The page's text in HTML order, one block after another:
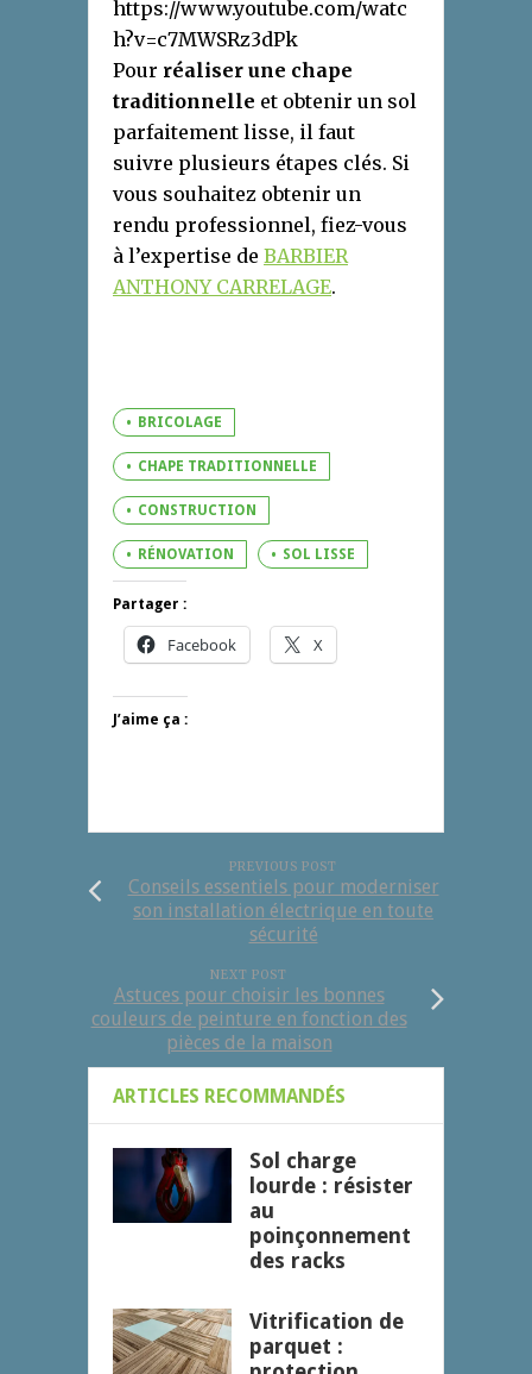
https://www.youtube.com/watc
h?v=c7MWSRz3dPk
Pour réaliser une chape
traditionnelle et obtenir un sol
parfaitement lisse, il faut
suivre plusieurs étapes clés. Si
vous souhaitez obtenir un
rendu professionnel, fiez-vous
à l’expertise de BARBIER
ANTHONY CARRELAGE.
BRICOLAGE
CHAPE TRADITIONNELLE
CONSTRUCTION
RÉNOVATION SOL LISSE
Partager :
Facebook X
J’aime ça :
PREVIOUS POST
Conseils essentiels pour moderniser
son installation électrique en toute
sécurité
NEXT POST
Astuces pour choisir les bonnes
couleurs de peinture en fonction des
pièces de la maison
ARTICLES RECOMMANDÉS
Sol charge
lourde : résister
au
poinçonnement
des racks
Vitrification de
parquet :